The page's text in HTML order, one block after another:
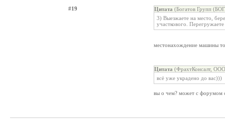
#19 Цитата (Богатов Групп
3) Выезжаете на место,
участкового. Перегружаете
местонахождение машины
Цитата (ФрахтКонсалт,
всё уже украдено до вас)))
вы о чем? может с форумом